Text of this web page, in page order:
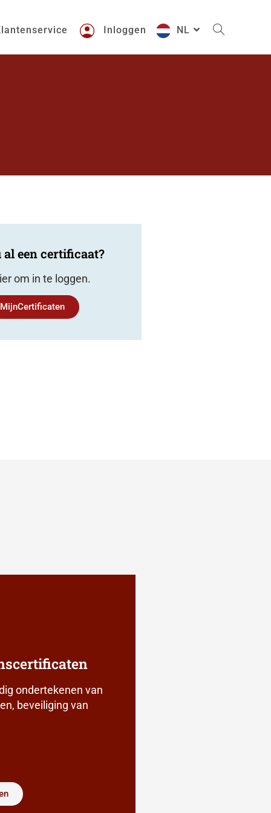
Inloggen NL
al een certificaat?
om in te loggen.
MijnCertificaten
ondertekenen van
beveiliging van